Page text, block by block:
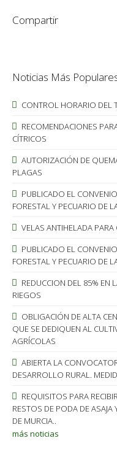
Compartir
Noticias Más
CONTROL HORARIO DEL
RECOMENDACIONES
CÍTRICOS
AUTORIZACIÓN DE
PLAGAS
PUBLICADO EL
FORESTAL Y PECUARIO DE
VELAS ANTIHELADA
PUBLICADO EL
FORESTAL Y PECUARIO DE
REDUCCION DEL 85% EN
RIEGOS
OBLIGACIÓN DE ALTA
QUE SE DEDIQUEN AL
AGRÍCOLAS
ABIERTA LA
DESARROLLO RURAL.
REQUISITOS PARA
RESTOS DE PODA DE
DE MURCIA..
más noticias